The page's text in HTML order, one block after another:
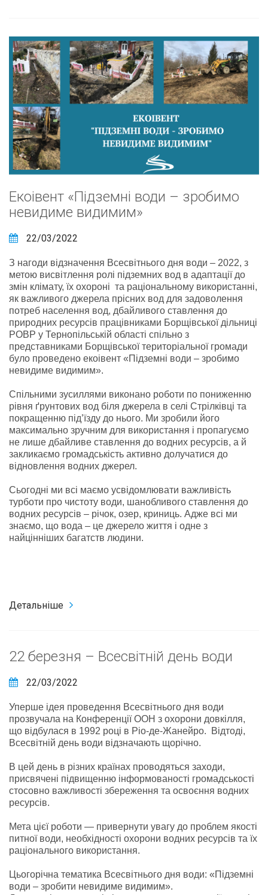
Екоівент «Підземні води – зробимо
невидиме видимим»
22/03/2022
З нагоди відзначення Всесвітнього дня води – 2022, з
метою висвітлення ролі підземних вод в адаптації до
змін клімату, їх охороні та раціональному використанні,
як важливого джерела прісних вод для задоволення
потреб населення вод, дбайливого ставлення до
природних ресурсів працівниками Борщівської дільниці
РОВР у Тернопільській області спільно з
представниками Борщівської територіальної громади
було проведено екоівент «Підземні води – зробимо
невидиме видимим».
Спільними зусиллями виконано роботи по пониженню
рівня ґрунтових вод біля джерела в селі Стрілківці та
покращенню під’їзду до нього. Ми зробили його
максимально зручним для використання і пропагуємо
не лише дбайливе ставлення до водних ресурсів, а й
закликаємо громадськість активно долучатися до
відновлення водних джерел.
Сьогодні ми всі маємо усвідомлювати важливість
турботи про чистоту води, шанобливого ставлення до
водних ресурсів – річок, озер, криниць. Адже всі ми
знаємо, що вода – це джерело життя і одне з
найцінніших багатств людини.
Детальніше
22 березня – Всесвітній день води
22/03/2022
Уперше ідея проведення Всесвітнього дня води
прозвучала на Конференції ООН з охорони довкілля,
що відбулася в 1992 році в Ріо-де-Жанейро. Відтоді,
Всесвітній день води відзначають щорічно.
В цей день в різних країнах проводяться заходи,
присвячені підвищенню інформованості громадськості
стосовно важливості збереження та освоєння водних
ресурсів.
Мета цієї роботи — привернути увагу до проблем якості
питної води, необхідності охорони водних ресурсів та їх
раціонального використання.
Цьогорічна тематика Всесвітнього дня води: «Підземні
води – зробити невидиме видимим».